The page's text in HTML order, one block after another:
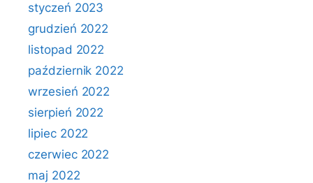
styczeń 2023
grudzień 2022
listopad 2022
październik 2022
wrzesień 2022
sierpień 2022
lipiec 2022
czerwiec 2022
maj 2022